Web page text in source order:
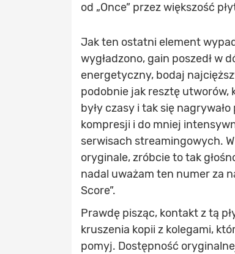
od „Once” przez większość
Jak ten ostatni element
wygładzono, gain poszedł w
energetyczny, bodaj
podobnie jak resztę utworów,
były czasy i tak się
kompresji i do mniej
serwisach streamingowych. W
oryginale, zróbcie to tak
nadal uważam ten numer za
Score”.
Prawdę pisząc, kontakt z tą
kruszenia kopii z kolegami,
pomyj. Dostępność